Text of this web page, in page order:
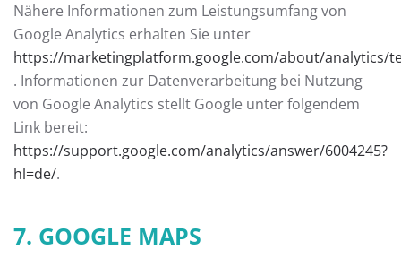
Nähere Informationen zum Leistungsumfang von
Google Analytics erhalten Sie unter
https://marketingplatform.google.com/about/analytics/
. Informationen zur Datenverarbeitung bei Nutzung
von Google Analytics stellt Google unter folgendem
Link bereit:
https://support.google.com/analytics/answer/6004245?
hl=de/.
7. GOOGLE MAPS